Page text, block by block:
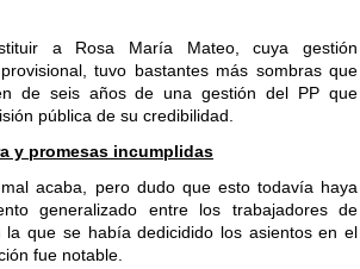
a Rosa María Mateo, cuya gestión
tuvo bastantes más sombras que
de seis años de una gestión del PP que
pública de su credibilidad.
y promesas incumplidas
acaba, pero dudo que esto todavía haya
generalizado entre los trabajadores de
la que se había dedicidido los asientos en el
fue notable.